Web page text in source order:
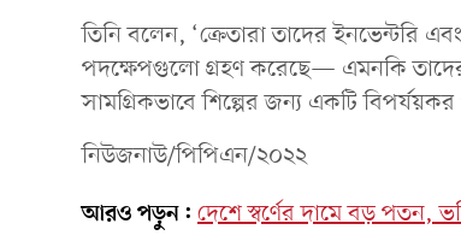
তিনি বলেন, ‘ক্রেতারা তাদের ইনভেন্টরি
পদক্ষেপগুলো গ্রহণ করেছে— এমনকি
সামগ্রিকভাবে শিল্পের জন্য একটি বিপর্যয়কর
নিউজনাউ/পিপিএন/২০২২
আরও পড়ুন: দেশে স্বর্ণের দামে বড়